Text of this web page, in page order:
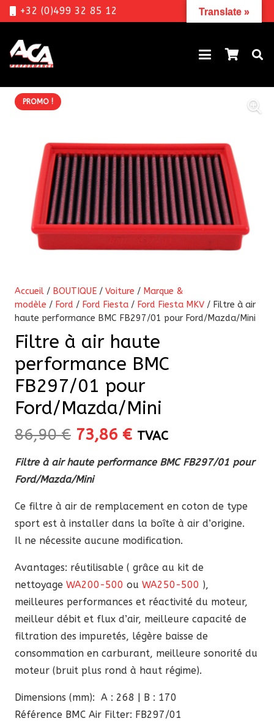
+32 (0)499 32 85 12
PROMO !
Accueil / BOUTIQUE / Voiture / Marque &
modèle / Ford / Ford Fiesta / Ford Fiesta MKV / Filtre à air
haute performance BMC FB297/01 pour Ford/Mazda/Mini
Filtre à air haute
performance BMC
FB297/01 pour
Ford/Mazda/Mini
86,90€ Le
initial
était :
86,90 €.
73,86 €Le
actuel
73,86 €.
TVAC
Filtre à air haute performance BMC FB297/01 pour
Ford/Mazda/Mini
Ce filtre à air de remplacement en coton de type
sport est à installer dans la boîte à air d’origine.
Il ne nécessite aucune modification.
Avantages: réutilisable ( grâce au kit de
nettoyage WA200-500 ou WA250-500 ),
meilleures performances et réactivité du moteur,
meilleur débit et flux d’air, meilleure capacité de
filtration des impuretés, légère baisse de
consommation en carburant, meilleure sonorité du
moteur (bruit plus rond à haut régime).
Dimensions (mm): A : 268 | B : 170
Référence BMC Air Filter: FB297/01
Translate »